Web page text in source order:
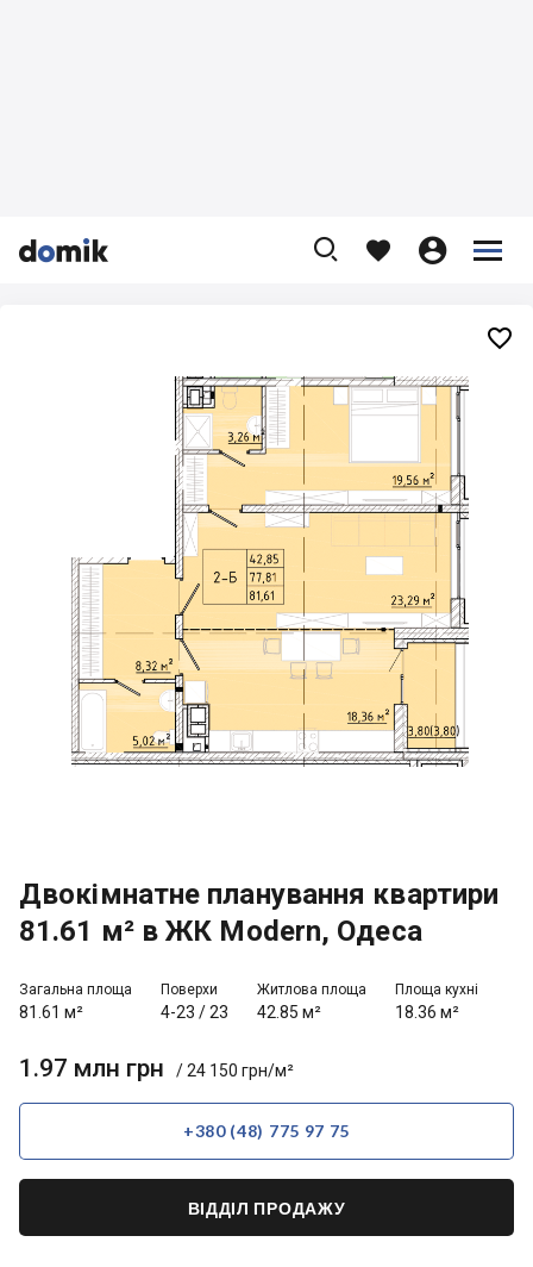


    


Двокімнатне планування квартири
81.61 м² в ЖК Modern, Одеса
Загальна площа
81.61 м²
Поверхи
4-23 /23
Житлова площа
42.85 м²
Площа кухні
18.36 м²
1.97 млн грн / 24 150 грн/м²
+380 (48) 775 97 75
ВІДДІЛ ПРОДАЖУ
